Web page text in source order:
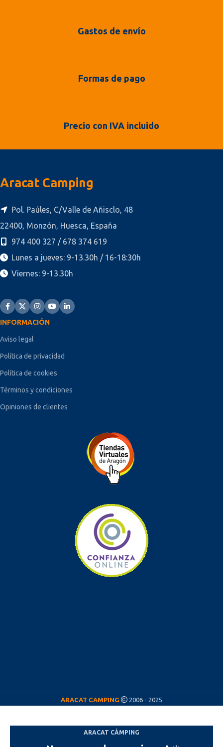
Gastos de envío
Formas de pago
Precio con IVA incluido
Aracat Camping
Pol. Paúles, C/Valle de Añisclo, 48
22400, Monzón, Huesca, España
974 400 327 / 678 374 619
Lunes a jueves: 9-13.30h / 16-18:30h
Viernes: 9-13.30h
INFORMACIÓN
Aviso legal
Política de privacidad
Política de cookies
Términos y condiciones
Opiniones de clientes
ARACAT CAMPING 2006 - 2025
ARACAT CÁMPING